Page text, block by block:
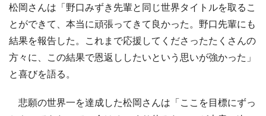
松岡さんは「野口みずき先輩と同じ世界タイトルを取るこ
とができて、本当に頑張ってきて良かった。野口先輩にも
結果を報告した。これまで応援してくださったたくさんの
方々に、この結果で恩返ししたいという思いが強かった」
と喜びを語る。
悲願の世界一を達成した松岡さんは「ここを目標にずっ